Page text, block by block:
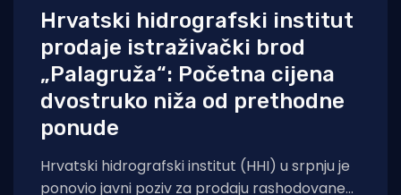
Hrvatski hidrografski institut
prodaje istraživački brod
„Palagruža“: Početna cijena
dvostruko niža od prethodne
ponude
Hrvatski hidrografski institut (HHI) u srpnju je
ponovio javni poziv za prodaju rashodovane